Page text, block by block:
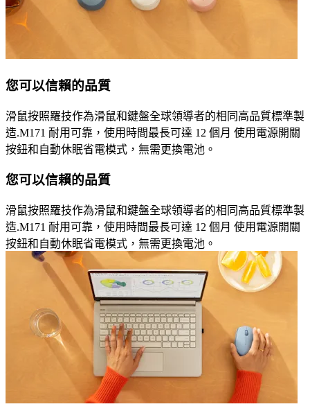
您可以信賴的品質
滑鼠按照羅技作為滑鼠和鍵盤全球領導者的相同高品質標準製
造.M171 耐用可靠，使用時間最長可達 12 個月 使用電源開關
按鈕和自動休眠省電模式，無需更換電池。
您可以信賴的品質
滑鼠按照羅技作為滑鼠和鍵盤全球領導者的相同高品質標準製
造.M171 耐用可靠，使用時間最長可達 12 個月 使用電源開關
按鈕和自動休眠省電模式，無需更換電池。